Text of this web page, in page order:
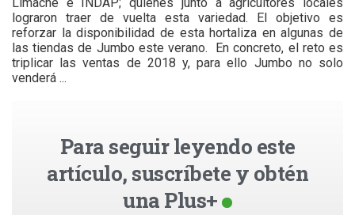
Limache e INDAP; quienes junto a agricultores locales
lograron traer de vuelta esta variedad. El objetivo es
reforzar la disponibilidad de esta hortaliza en algunas de
las tiendas de Jumbo este verano. En concreto, el reto es
triplicar las ventas de 2018 y, para ello Jumbo no solo
venderá ...
Para seguir leyendo este
artículo, suscríbete y obtén
una Plus+